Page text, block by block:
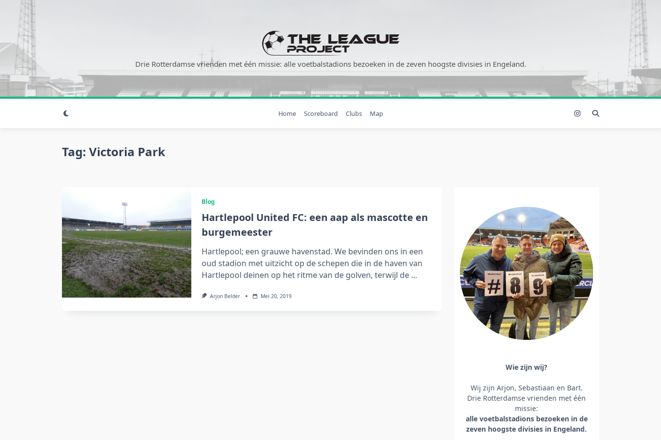
inhoud
Drie Rotterdamse vrienden met één missie: alle voetbalstadions bezoeken in de zeven hoogste divisies in Engeland.
Home Scoreboard Clubs Map
Tag: Victoria Park
Blog
Hartlepool United FC: een aap als mascotte en
burgemeester
Hartlepool; een grauwe havenstad. We bevinden ons in een
oud stadion met uitzicht op de schepen die in de haven van
Hartlepool deinen op het ritme van de golven, terwijl de ...
Arjon Belder Mei 20, 2019
Wie zijn wij?
Wij zijn Arjon, Sebastiaan en Bart.
Drie Rotterdamse vrienden met één
missie:
alle voetbalstadions bezoeken in de
zeven hoogste divisies in Engeland.